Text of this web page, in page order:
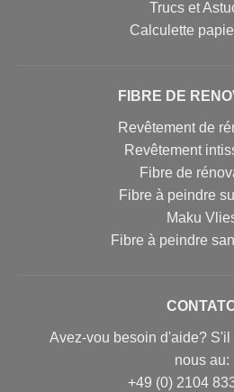
Trucs et
Calculette
FIBRE DE
Revêtement de
Revêtement
Fibre de
Fibre à peindre
Maku
Fibre à peindre
Avez-vou besoin d'aide?
nous au:
+49 (0) 2104